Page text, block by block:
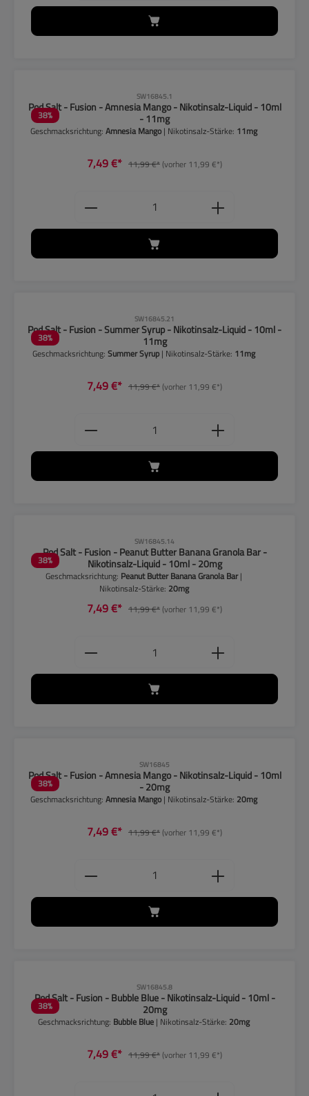
38%
SW16845.1
Pod Salt - Fusion - Amnesia Mango - Nikotinsalz-Liquid - 10ml
- 11mg
Geschmacksrichtung:Amnesia Mango | Nikotinsalz-Stärke: 11mg
7,49 €* 11,99 €*(vorher 11,99 €*)
Produkt Anzahl: Gib den
38%
SW16845.21
Pod Salt - Fusion - Summer Syrup - Nikotinsalz-Liquid - 10ml -
11mg
Geschmacksrichtung:Summer Syrup | Nikotinsalz-Stärke: 11mg
7,49 €* 11,99 €*(vorher 11,99 €*)
Produkt Anzahl: Gib den
38%
SW16845.14
Pod Salt - Fusion - Peanut Butter Banana Granola Bar -
Nikotinsalz-Liquid - 10ml - 20mg
Geschmacksrichtung: Peanut Butter Banana Granola Bar|
Nikotinsalz-Stärke: 20mg
7,49 €* 11,99 €*(vorher 11,99 €*)
Produkt Anzahl: Gib den
38%
SW16845
Pod Salt - Fusion - Amnesia Mango - Nikotinsalz-Liquid - 10ml
- 20mg
Geschmacksrichtung:Amnesia Mango | Nikotinsalz-Stärke: 20mg
7,49 €* 11,99 €*(vorher 11,99 €*)
Produkt Anzahl: Gib den
38%
SW16845.8
Pod Salt - Fusion - Bubble Blue - Nikotinsalz-Liquid - 10ml -
20mg
Geschmacksrichtung: Bubble Blue | Nikotinsalz-Stärke: 20mg
7,49 €* 11,99 €*(vorher 11,99 €*)
Produkt Anzahl: Gib den